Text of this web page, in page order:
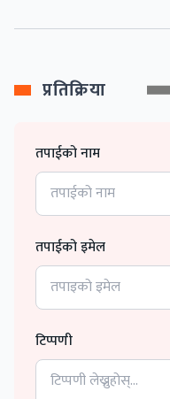
प्रतिक्रिया
तपाईको नाम
तपाईको इमेल
टिप्पणी